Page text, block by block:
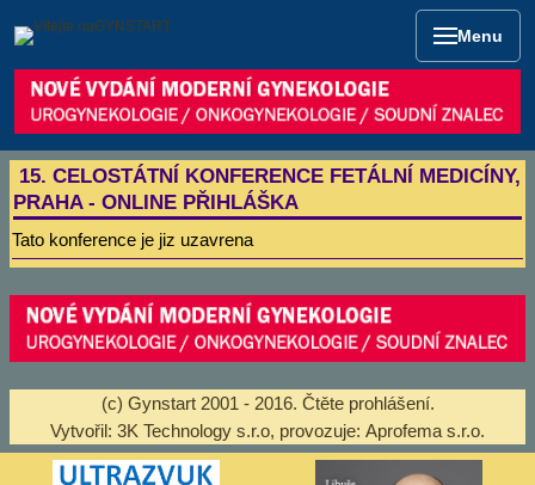
Menu
15. CELOSTÁTNÍ KONFERENCE FETÁLNÍ MEDICÍNY,
PRAHA - ONLINE PŘIHLÁŠKA
Tato konference je jiz uzavrena
(c) Gynstart 2001 - 2016. Čtěte prohlášení.
Vytvořil: 3K Technology s.r.o, provozuje: Aprofema s.r.o.